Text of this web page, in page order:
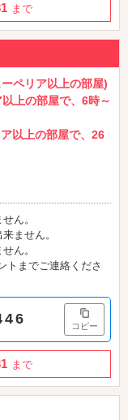
まで
ペリア以上の部屋)
上の部屋で、6時～
以上の部屋で、26
ん。
ません。
ん。
トまでご連絡くださ
コピー
まで